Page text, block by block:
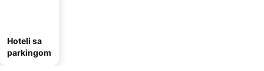
Hoteli sa
parkingom